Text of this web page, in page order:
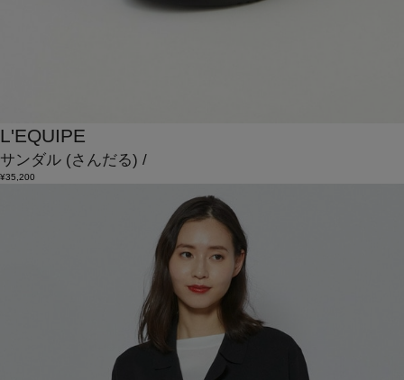
L'EQUIPE
サンダル (さんだる) /
¥35,200